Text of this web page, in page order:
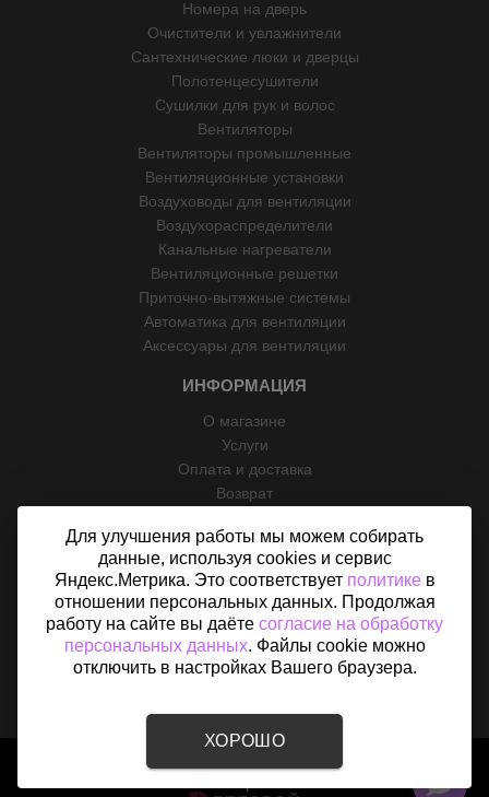
Номера на дверь
Очистители и увлажнители
Сантехнические люки и дверцы
Полотенцесушители
Сушилки для рук и волос
Вентиляторы
Вентиляторы промышленные
Вентиляционные установки
Воздуховоды для вентиляции
Воздухораспределители
Канальные нагреватели
Вентиляционные решетки
Приточно-вытяжные системы
Автоматика для вентиляции
Аксессуары для вентиляции
ИНФОРМАЦИЯ
О магазине
Услуги
Оплата и доставка
Возврат
Контакты
Политика конфиденциальности
Согласие на обработку персональных данных
Карта сайта
2015 - 2026 © «Вентфом» - Интернет-магазин вентиляции в
Для улучшения работы мы можем собирать
данные, используя cookies и сервис
Яндекс.Метрика. Это соответствует политикев
отношении персональных данных. Продолжая
работу на сайте вы даёте согласие на обработку
персональных данных. Файлы cookie можно
отключить в настройках Вашего браузера.
ХОРОШО